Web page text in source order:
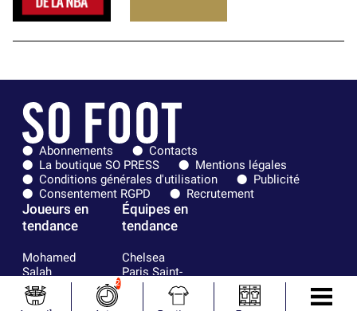
Abonnements
Contacts
La boutique SO PRESS
Mentions légales
Conditions générales d'utilisation
Publicité
Consentement RGPD
Recrutement
Joueurs en
tendance
Mohamed
Salah
Mykhailo
Mudryk
Équipes en
tendance
Chelsea
Paris Saint-
Germain
Bordeaux
2